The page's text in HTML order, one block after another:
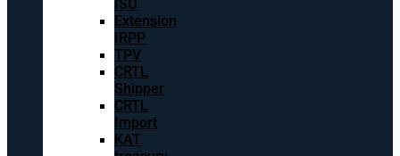
ISO
Extension
IRPP
TPV
CRTL
Shipper
CRTL
Import
KAT